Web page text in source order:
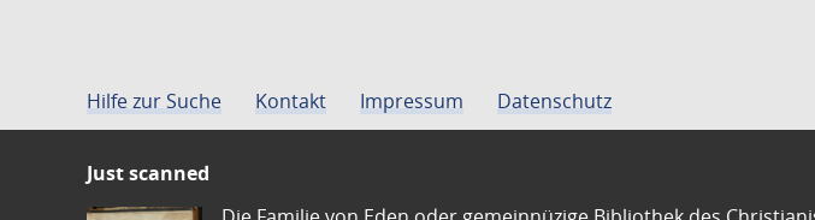
Hilfe zur Suche Kontakt Impressum Datenschutz
Just scanned